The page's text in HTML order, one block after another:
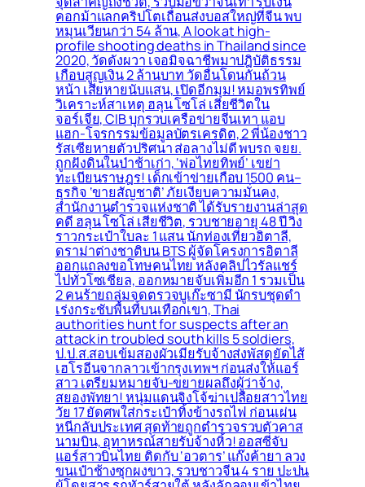
คอกม้าแลกคริปโตเถื่อนส่งบอสใหญ่ที่จีน พบ
หมุนเวียนกว่า 54 ล้าน, A look at high-
profile shooting deaths in Thailand since
2020, วัดดังผวา เจอมิจฉาชีพมาปฎิบัติธรรม
เกือบสูญเงิน 2 ล้านบาท วัดอื่นโดนกันถ้วน
หน้า เสียหายนับแสน, เปิดอีกมุม! หมอพรทิพย์
วิเคราะห์สาเหตุ ฮลุน โซโล่ เสียชีวิตใน
จอร์เจีย, CIB บุกรวบเครือข่ายจีนเทา แอบ
แฮก-โจรกรรมข้อมูลบัตรเครดิต, 2 พี่น้องชาว
รัสเซียหายตัวปริศนา ส่อลางไม่ดี พบรถ จยย.
ถูกฝังดินในป่าช้าเก่า, ‘พ่อไทยทิพย์’ เขย่า
ทะเบียนราษฎร! เด็กเข้าข่ายเกือบ 1500 คน–
ธุรกิจ ‘ขายสัญชาติ’ ภัยเงียบความมั่นคง,
สำนักงานตำรวจแห่งชาติ ได้รับรายงานล่าสุด
คดี ฮลุน โซโล่ เสียชีวิต, รวบชายอายุ 48 ปี วิ่ง
ราวกระเป๋าใบละ 1 แสน นักท่องเที่ยวอิตาลี,
ดราม่าต่างชาติบน BTS ผู้จัดโครงการอิตาลี
ออกแถลงขอโทษคนไทย หลังคลิปไวรัลแชร์
ไปทั่วโซเชียล, ออกหมายจับเพิ่มอีก 1 รวมเป็น
2 คนร้ายถล่มจุดตรวจบูเก๊ะซามี นักรบชุดดำ
เร่งกระชับพื้่นที่บนเทือกเขา, Thai
authorities hunt for suspects after an
attack in troubled south kills 5 soldiers,
ป.ป.ส.สอบเข้มสองผัวเมียรับจ้างส่งพัสดุยัดไส้
เฮโรอีนจากลาวเข้ากรุงเทพฯ ก่อนส่งให้แอร์
สาว เตรียมหมายจับ-ขยายผลถึงผู้ว่าจ้าง,
สยองพัทยา! หนุ่มแดนจิงโจ้ฆ่าเปลือยสาวไทย
วัย 17 ยัดศพใส่กระเป๋าทิ้งข้างรถไฟ ก่อนเผ่น
หนีกลับประเทศ สุดท้ายถูกตำรวจรวบตัวคาส
นามบิน, อุทาหรณ์สายรับจ้างหิ้ว! ออสซี่จับ
แอร์สาวบินไทย ติดกับ ‘อวตาร’ แก๊งค้ายา ลวง
ขนเป๋าช้างซุกผงขาว, รวบชาวจีน 4 ราย ปะปน